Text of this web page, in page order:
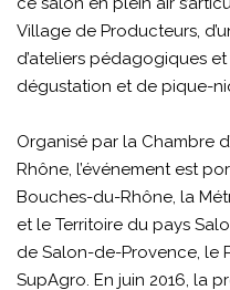
Village de Producteurs,
d’ateliers pédagogiques
dégustation et de pique-
Organisé par la Chambre
Rhône, l’événement est
Bouches-du-Rhône, la
et le Territoire du pays
de Salon-de-Provence, le
SupAgro. En juin 2016, la